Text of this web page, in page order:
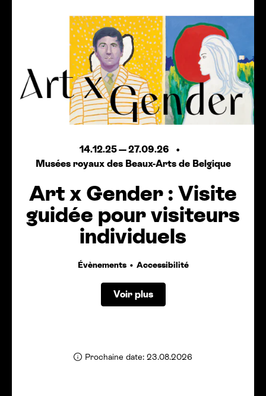
14.12.25—27.09.26
Musées royaux des Beaux-Arts de Belgique
Art x Gender : Visite
guidée pour visiteurs
individuels
Évènements Accessibilité
Voir plus
Prochaine date: 23.08.2026